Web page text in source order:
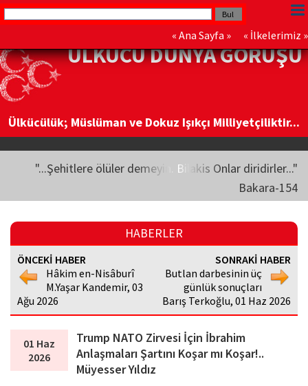
« Ana Sayfa » « İlkelerimiz »
ÜLKÜCÜ DÜNYA GÖRÜŞÜ
Ülkücülük; Müslüman ve Dokuz Işıkçı Milliyetçiliktir...
"...Şehitlere ölüler demeyin. Bilakis Onlar diridirler..."
Bakara-154
HABERLER
ÖNCEKİ HABER
Hâkim en-Nisâburî
M.Yaşar Kandemir, 03
Ağu 2026
SONRAKİ HABER
Butlan darbesinin üç
günlük sonuçları
Barış Terkoğlu, 01 Haz 2026
01 Haz
2026
Trump NATO Zirvesi İçin İbrahim
Anlaşmaları Şartını Koşar mı Koşar!..
Müyesser Yıldız